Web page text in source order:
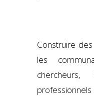
Construire
les